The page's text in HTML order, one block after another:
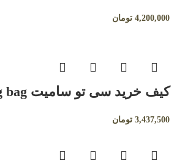
4,200,000 تومان
کیف خرید سی تو سامیت Shopping bag
3,437,500 تومان